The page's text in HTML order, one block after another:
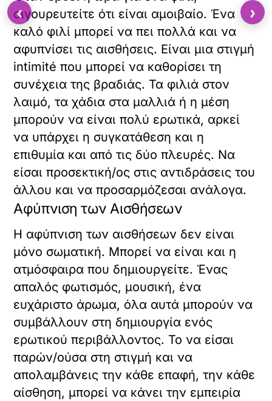
σιγουρευτείτε ότι είναι αμοιβαίο. Ένα
καλό φιλί μπορεί να πει πολλά και να
αφυπνίσει τις αισθήσεις. Είναι μια στιγμή
intimité που μπορεί να καθορίσει τη
συνέχεια της βραδιάς. Τα φιλιά στον
λαιμό, τα χάδια στα μαλλιά ή η μέση
μπορούν να είναι πολύ ερωτικά, αρκεί
να υπάρχει η συγκατάθεση και η
επιθυμία και από τις δύο πλευρές. Να
είσαι προσεκτική/ος στις αντιδράσεις του
άλλου και να προσαρμόζεσαι ανάλογα.
Αφύπνιση των Αισθήσεων
Η αφύπνιση των αισθήσεων δεν είναι
μόνο σωματική. Μπορεί να είναι και η
ατμόσφαιρα που δημιουργείτε. Ένας
απαλός φωτισμός, μουσική, ένα
ευχάριστο άρωμα, όλα αυτά μπορούν να
συμβάλλουν στη δημιουργία ενός
ερωτικού περιβάλλοντος. Το να είσαι
παρών/ούσα στη στιγμή και να
απολαμβάνεις την κάθε επαφή, την κάθε
αίσθηση, μπορεί να κάνει την εμπειρία
‹ ›